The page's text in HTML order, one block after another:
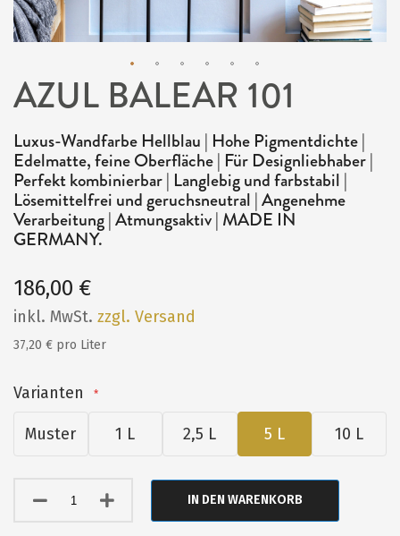
Zum
der
Bildergalerie
springen
AZUL BALEAR 101
Luxus-Wandfarbe Hellblau | Hohe Pigmentdichte |
Edelmatte, feine Oberfläche | Für Designliebhaber |
Perfekt kombinierbar | Langlebig und farbstabil |
Lösemittelfrei und geruchsneutral | Angenehme
Verarbeitung | Atmungsaktiv | MADE IN
GERMANY.
186,00 €
inkl. MwSt. zzgl. Versand
37,20 € pro Liter
Varianten
Muster 1 L 2,5 L 5 L 10 L
IN DEN WARENKORB